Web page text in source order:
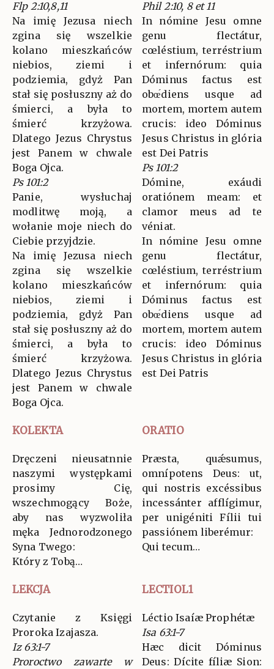
Flp 2:10,8,11
Na imię Jezusa niech
zgina się wszelkie
kolano mieszkańców
niebios, ziemi i
podziemia, gdyż Pan
stał się posłuszny aż do
śmierci, a była to
śmierć krzyżowa.
Dlatego Jezus Chrystus
jest Panem w chwale
Boga Ojca.
Ps 101:2
Panie, wysłuchaj
modlitwę moją, a
wołanie moje niech do
Ciebie przyjdzie.
Na imię Jezusa niech
zgina się wszelkie
kolano mieszkańców
niebios, ziemi i
podziemia, gdyż Pan
stał się posłuszny aż do
śmierci, a była to
śmierć krzyżowa.
Dlatego Jezus Chrystus
jest Panem w chwale
Boga Ojca.
Phil 2:10, 8 et 11
In nómine Jesu omne
genu flectátur,
cœléstium, terréstrium
et infernórum: quia
Dóminus factus est
obœ́diens usque ad
mortem, mortem autem
crucis: ideo Dóminus
Jesus Christus in glória
est Dei Patris
Ps 101:2
Dómine, exáudi
oratiónem meam: et
clamor meus ad te
véniat.
In nómine Jesu omne
genu flectátur,
cœléstium, terréstrium
et infernórum: quia
Dóminus factus est
obœ́diens usque ad
mortem, mortem autem
crucis: ideo Dóminus
Jesus Christus in glória
est Dei Patris
KOLEKTA ORATIO
Dręczeni nieusatnnie
naszymi występkami
prosimy Cię,
wszechmogący Boże,
aby nas wyzwoliła
męka Jednorodzonego
Syna Twego:
Który z Tobą…
Præsta, quǽsumus,
omnípotens Deus: ut,
qui nostris excéssibus
incessánter afflígimur,
per unigéniti Fílii tui
passiónem liberémur:
Qui tecum…
LEKCJA LECTIOL1
Czytanie z Księgi
Proroka Izajasza.
Iz 63:1-7
Proroctwo zawarte w
Léctio Isaíæ Prophétæ
Isa 63:1-7
Hæc dicit Dóminus
Deus: Dícite fíliæ Sion: